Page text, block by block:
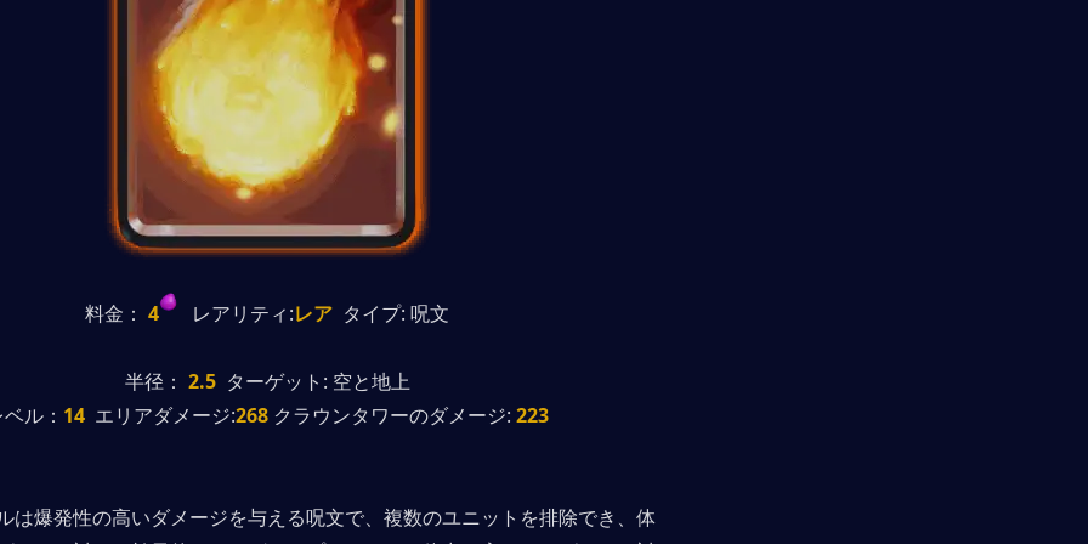
料金： 4 レアリティ:レア タイプ: 呪文
半径： 2.5 ターゲット: 空と地上
ベル： 14 エリアダメージ:268 クラウンタワーのダメージ: 223
は爆発性の高いダメージを与える呪文で、複数のユニットを排除でき、体